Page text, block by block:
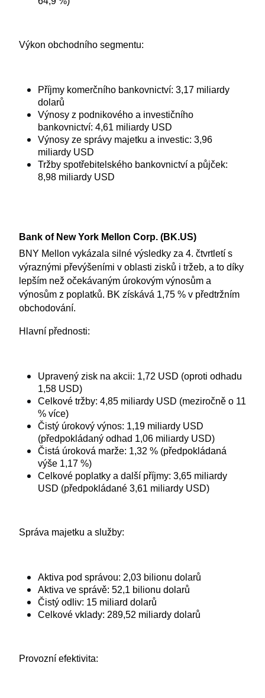
Výkon obchodního segmentu:
Příjmy komerčního bankovnictví: 3,17 miliardy
dolarů
Výnosy z podnikového a investičního
bankovnictví: 4,61 miliardy USD
Výnosy ze správy majetku a investic: 3,96
miliardy USD
Tržby spotřebitelského bankovnictví a půjček:
8,98 miliardy USD
Bank of New York Mellon Corp. (BK.US)
BNY Mellon vykázala silné výsledky za 4. čtvrtletí s
výraznými převýšeními v oblasti zisků i tržeb, a to díky
lepším než očekávaným úrokovým výnosům a
výnosům z poplatků. BK získává 1,75 % v předtržním
obchodování.
Hlavní přednosti:
Upravený zisk na akcii: 1,72 USD (oproti odhadu
1,58 USD)
Celkové tržby: 4,85 miliardy USD (meziročně o 11
% více)
Čistý úrokový výnos: 1,19 miliardy USD
(předpokládaný odhad 1,06 miliardy USD)
Čistá úroková marže: 1,32 % (předpokládaná
výše 1,17 %)
Celkové poplatky a další příjmy: 3,65 miliardy
USD (předpokládané 3,61 miliardy USD)
Správa majetku a služby:
Aktiva pod správou: 2,03 bilionu dolarů
Aktiva ve správě: 52,1 bilionu dolarů
Čistý odliv: 15 miliard dolarů
Celkové vklady: 289,52 miliardy dolarů
Provozní efektivita: